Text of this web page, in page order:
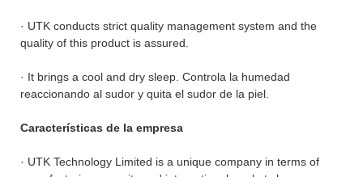
· UTK conducts strict quality management system and the
quality of this product is assured.
· It brings a cool and dry sleep. Controla la humedad
reaccionando al sudor y quita el sudor de la piel.
Características de la empresa
· UTK Technology Limited is a unique company in terms of